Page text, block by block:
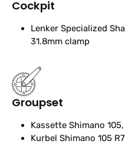
Cockpit
Lenker Specialized
31.8mm clamp
Groupset
Kassette Shimano
Kurbel Shimano 105